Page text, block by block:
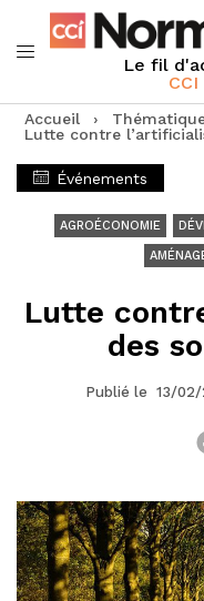
Le fil
Accueil ›
Lutte contre
Événements
AGROÉCONOMIE
Lutte
des
Publié le 13/02/